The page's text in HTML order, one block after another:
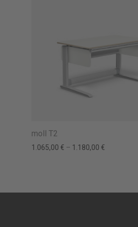
moll T2
1.065,00 € – 1.180,00 €